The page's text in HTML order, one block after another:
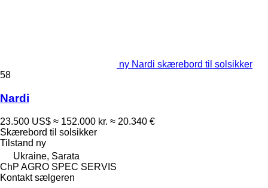
ny Nardi skærebord til solsikker
58
Nardi
23.500 US$ ≈ 152.000 kr. ≈ 20.340 €
Skærebord til solsikker
Tilstand ny
Ukraine, Sarata
ChP AGRO SPEC SERVIS
Kontakt sælgeren